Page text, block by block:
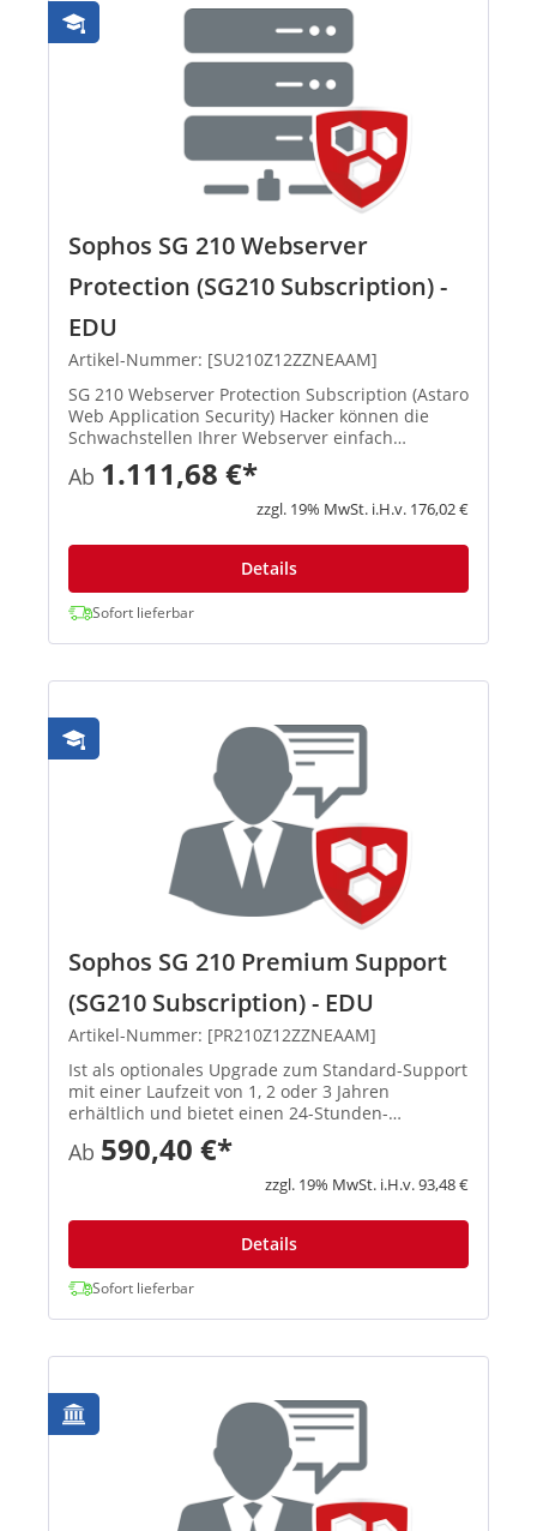
Sophos SG 210 Webserver
Protection (SG210 Subscription) -
EDU
Artikel-Nummer: [SU210Z12ZZNEAAM]
SG 210 Webserver Protection Subscription (Astaro
Web Application Security) Hacker können die
Schwachstellen Ihrer Webserver einfach
ausnutzen, um Daten zu stehlen, sich unbefugt
Zugriff zu verschaffen und Systeme zu infizieren.
Dazu muss lediglich ei...
Ab 1.111,68 €*
zzgl. 19% MwSt. i.H.v. 176,02 €
Details
Sofort lieferbar
Sophos SG 210 Premium Support
(SG210 Subscription) - EDU
Artikel-Nummer: [PR210Z12ZZNEAAM]
Ist als optionales Upgrade zum Standard-Support
mit einer Laufzeit von 1, 2 oder 3 Jahren
erhältlich und bietet einen 24-Stunden-
Hardwareaustausch nach Meldung des
Supportfalls, automatische
Softwareaktualisierungen sowie 24-Stunden-
Ab 590,40 €*
zzgl. 19% MwSt. i.H.v. 93,48 €
Details
Sofort lieferbar